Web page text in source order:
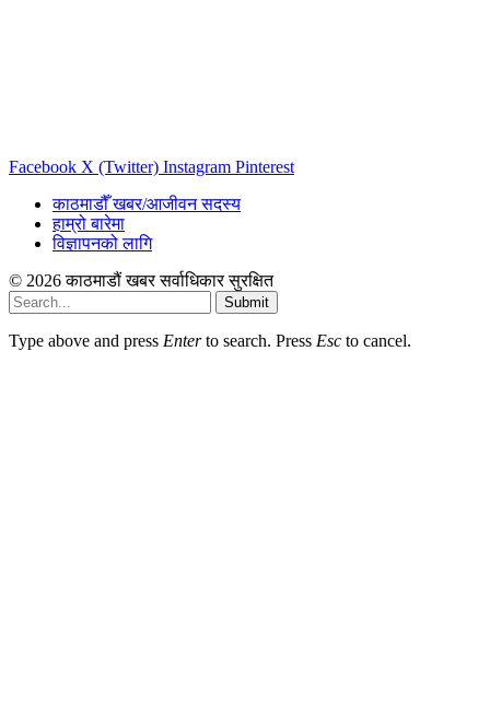
Facebook X (Twitter) Instagram Pinterest
काठमाडौँ खबर/आजीवन सदस्य
हाम्रो बारेमा
विज्ञापनको लागि
© 2026 काठमाडौं खबर सर्वाधिकार सुरक्षित
Submit
Type above and press Enterto search. Press Esc to cancel.